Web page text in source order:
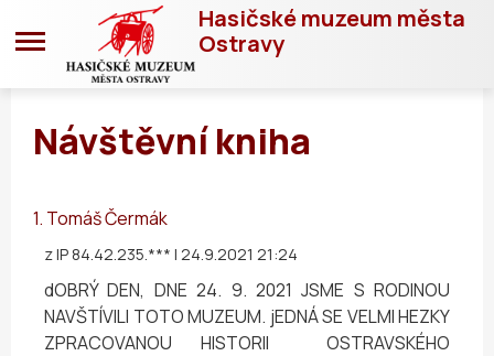
Hasičské muzeum města
Ostravy
Návštěvní kniha
1. Tomáš Čermák
z IP 84.42.235.*** | 24.9.2021 21:24
dOBRÝ DEN, DNE 24. 9. 2021 JSME S RODINOU
NAVŠTÍVILI TOTO MUZEUM. jEDNÁ SE VELMI HEZKY
ZPRACOVANOU HISTORII OSTRAVSKÉHO